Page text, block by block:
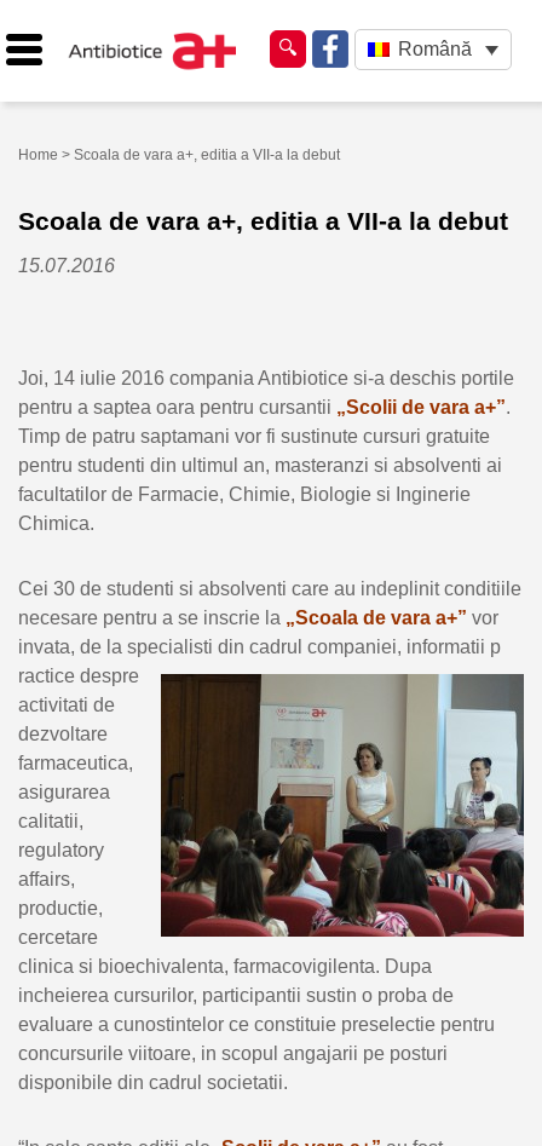
Română
Home > Scoala de vara a+, editia a VII-a la debut
Scoala de vara a+, editia a VII-a la debut
15.07.2016
Joi, 14 iulie 2016 compania Antibiotice si-a deschis portile
pentru a saptea oara pentru cursantii „Scolii de vara a+”.
Timp de patru saptamani vor fi sustinute cursuri gratuite
pentru studenti din ultimul an, masteranzi si absolventi ai
facultatilor de Farmacie, Chimie, Biologie si Inginerie
Chimica.
Cei 30 de studenti si absolventi care au indeplinit conditiile
necesare pentru a se inscrie la „Scoala de vara a+” vor
invata, de la specialisti din cadrul companiei, informatii p
ractice despre
activitati de
dezvoltare
farmaceutica,
asigurarea
calitatii,
regulatory
affairs,
productie,
cercetare
clinica si bioechivalenta, farmacovigilenta. Dupa
incheierea cursurilor, participantii sustin o proba de
evaluare a cunostintelor ce constituie preselectie pentru
concursurile viitoare, in scopul angajarii pe posturi
disponibile din cadrul societatii.